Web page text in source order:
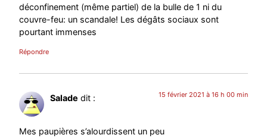
déconfinement (même partiel) de la bulle de 1 ni du
couvre-feu: un scandale! Les dégâts sociaux sont
pourtant immenses
Répondre
Salade dit : 15 février 2021 à 16 h 00 min
Mes paupières s’alourdissent un peu